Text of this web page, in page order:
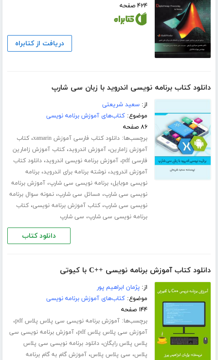
۴۲۴ صفحه
دریافت از کتابراه
دانلود کتاب برنامه نویسی اندروید با زبان سی شارپ
از:سعید شریعتی
موضوع:کتاب‌های آموزش برنامه نویسی
۸۶ صفحه
برچسب‌ها:دانلود کتاب فارسی آموزش xamarin ،کتاب
آموزش زامارین،آموزش اندروید،کتاب آموزش زامارین
فارسی pdf
،آموزش برنامه نویسی اندروید،دانلود کتاب
آموزش اندروید،نوشته برنامه برای اندروید،برنامه
نویسی موبایل،برنامه نویسی سی شارپ،آموزش برنامه
نویسی سی شارپ، مسائل سی شارپ،نمونه سوال برنامه
نویسی سی شارپ،کتاب آموزش برنامه نویسی،کتاب
برنامه نویسی سی شارپ، سی شارپ
دانلود کتاب
دانلود کتاب آموزش برنامه نویسی ++C با کیوتی
از:پژمان ابراهیم پور
موضوع:کتاب‌های آموزش برنامه نویسی
۱۴۴ صفحه
برچسب‌ها:آموزش برنامه نویسی سی پلاس پلاس pdf ،
آموزش سی پلاس پلاس pdf ،آموزش برنامه نویسی سی
پلاس پلاس رایگان،دانلود برنامه نویسی سی پلاس
پلاس، سی پلاس پلاس،آموزش گام به گام برنامه